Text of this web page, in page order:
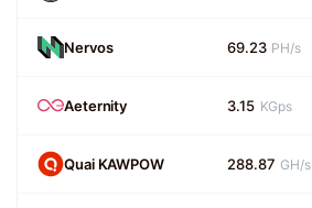
Nervos 69.23 PH/s
Aeternity 3.15 KGps
Quai KAWPOW 288.87 GH/s